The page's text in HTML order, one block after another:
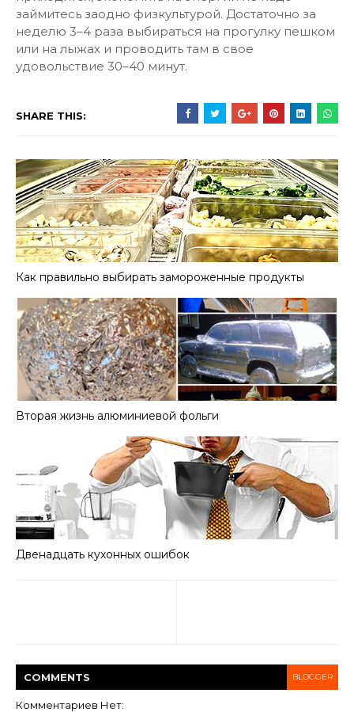
займитесь заодно физкультурой. Достаточно за
неделю 3–4 раза выбираться на прогулку пешком
или на лыжах и проводить там в свое
удовольствие 30–40 минут.
SHARE THIS:
Как правильно выбирать замороженные продукты
Вторая жизнь алюминиевой фольги
Двенадцать кухонных ошибок
COMMENTS BLOGGER
Комментариев Нет: